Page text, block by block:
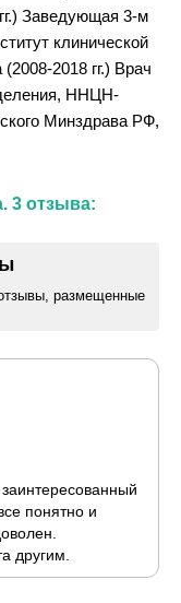
Заведующая 3-м
клинической
2018 гг.) Врач
ННЦН-
Минздрава РФ,
3 отзыва:
размещенные
понятно и
другим.